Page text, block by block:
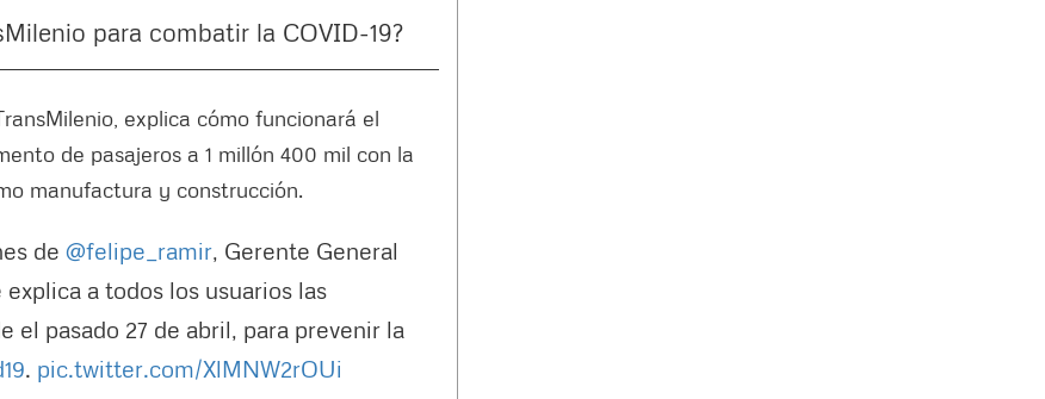
para combatir la COVID-19?
explica cómo funcionará el
de pasajeros a 1 millón 400 mil con la
manufactura y construcción.
de @felipe_ramir, Gerente General
a todos los usuarios las
el pasado 27 de abril, para prevenir la
. pic.twitter.com/XlMNW2rOUi